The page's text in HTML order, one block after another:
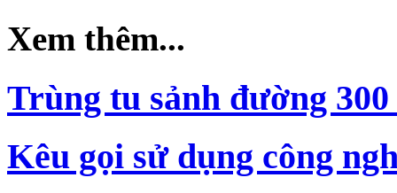
Xem thêm...
Trùng tu sảnh đường
Kêu gọi sử dụng công